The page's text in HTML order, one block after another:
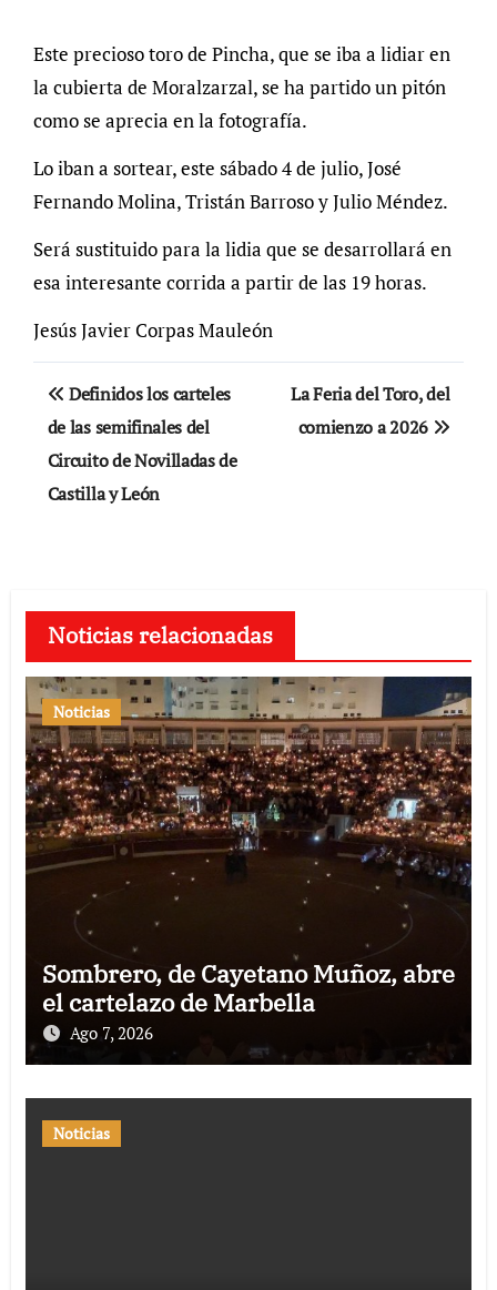
Este precioso toro de Pincha, que se iba a lidiar en
la cubierta de Moralzarzal, se ha partido un pitón
como se aprecia en la fotografía.
Lo iban a sortear, este sábado 4 de julio, José
Fernando Molina, Tristán Barroso y Julio Méndez.
Será sustituido para la lidia que se desarrollará en
esa interesante corrida a partir de las 19 horas.
Jesús Javier Corpas Mauleón
Navegación
de
entradas
Definidos los carteles
de las semifinales del
Circuito de Novilladas de
Castilla y León
La Feria del Toro, del
comienzo a 2026
Noticias relacionadas
Noticias
Sombrero, de Cayetano Muñoz, abre
el cartelazo de Marbella
Ago 7, 2026
Noticias